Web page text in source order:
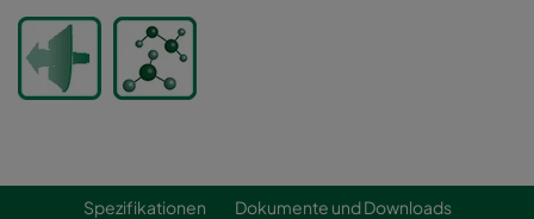
Spezifikationen
Dokumente und Downloads